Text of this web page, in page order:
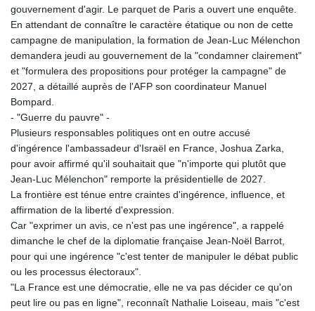
gouvernement d'agir. Le parquet de Paris a ouvert une enquête.
En attendant de connaître le caractère étatique ou non de cette
campagne de manipulation, la formation de Jean-Luc Mélenchon
demandera jeudi au gouvernement de la "condamner clairement"
et "formulera des propositions pour protéger la campagne" de
2027, a détaillé auprès de l'AFP son coordinateur Manuel
Bompard.
- "Guerre du pauvre" -
Plusieurs responsables politiques ont en outre accusé
d'ingérence l'ambassadeur d'Israël en France, Joshua Zarka,
pour avoir affirmé qu'il souhaitait que "n'importe qui plutôt que
Jean-Luc Mélenchon" remporte la présidentielle de 2027.
La frontière est ténue entre craintes d'ingérence, influence, et
affirmation de la liberté d'expression.
Car "exprimer un avis, ce n'est pas une ingérence", a rappelé
dimanche le chef de la diplomatie française Jean-Noël Barrot,
pour qui une ingérence "c'est tenter de manipuler le débat public
ou les processus électoraux".
"La France est une démocratie, elle ne va pas décider ce qu'on
peut lire ou pas en ligne", reconnaît Nathalie Loiseau, mais "c'est